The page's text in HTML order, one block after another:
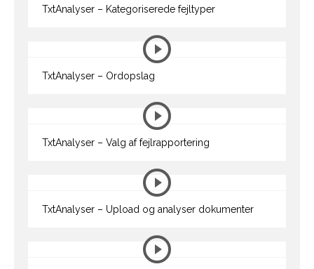
TxtAnalyser – Kategoriserede fejltyper
TxtAnalyser – Ordopslag
TxtAnalyser – Valg af fejlrapportering
TxtAnalyser – Upload og analyser dokumenter